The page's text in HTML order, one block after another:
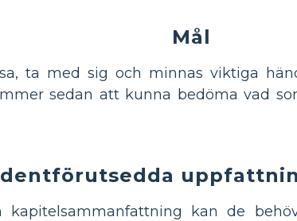
Mål
ta med sig och minnas viktiga
sedan att kunna bedöma vad
kapitelsammanfattning kan de